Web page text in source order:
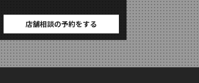
店舗相談の予約をする